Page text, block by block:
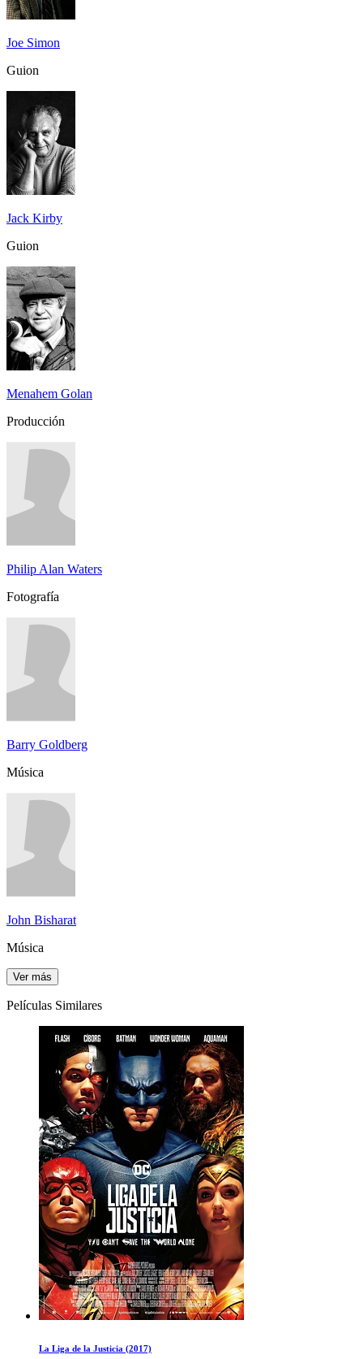
Joe Simon
Guion
Jack Kirby
Guion
Menahem Golan
Producción
Philip Alan Waters
Fotografía
Barry Goldberg
Música
John Bisharat
Música
Ver más
Películas Similares
La Liga de la Justicia (2017)